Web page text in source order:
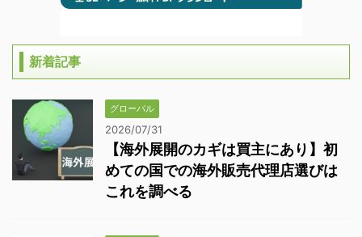
新着記事
グローバル
2026/07/31
【海外展開のカギは買主にあり】初
めての国での海外販売代理店選びは
これを調べる